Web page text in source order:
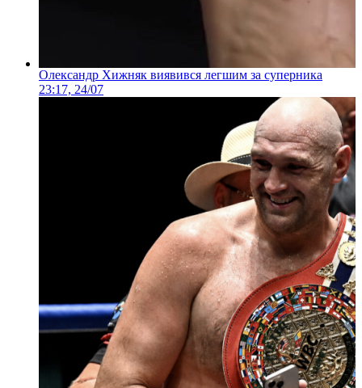
Олександр Хижняк виявився легшим за суперника
23:17, 24/07